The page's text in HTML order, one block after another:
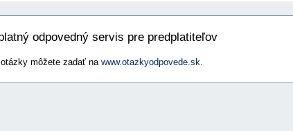
odpovedný servis pre predplatiteľov
môžete zadať na www.otazkyodpovede.sk.